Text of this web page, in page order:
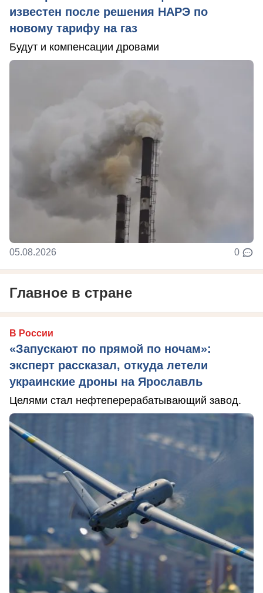
известен после решения НАРЭ по
новому тарифу на газ
Будут и компенсации дровами
05.08.2026 0
Главное в стране
В России
«Запускают по прямой по ночам»:
эксперт рассказал, откуда летели
украинские дроны на Ярославль
Целями стал нефтеперерабатывающий завод.